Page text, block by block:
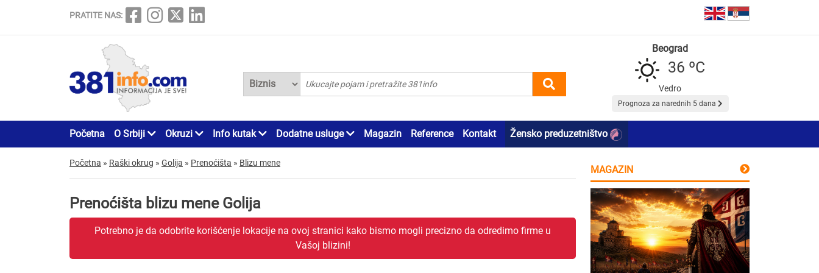
PRATITE NAS:
Beograd
36 ºC
Vedro
Prognoza za narednih 5 dana
Početna O Srbiji Okruzi Info kutak Dodatne usluge Magazin Reference Kontakt Žensko preduzetništvo
Početna » Raški okrug » Golija » Prenoćišta » Blizu mene
Prenoćišta blizu mene Golija
Potrebno je da odobrite korišćenje lokacije na ovoj stranici kako bismo mogli precizno da odredimo firme u
Vašoj blizini!
MAGAZIN